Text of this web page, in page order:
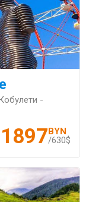
-
1897 BYN
/630$